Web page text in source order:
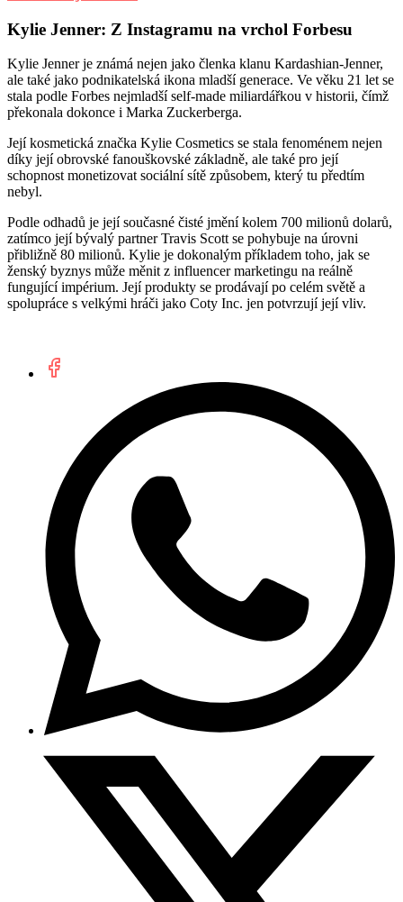
Kylie Jenner: Z Instagramu na vrchol Forbesu
Kylie Jenner je známá nejen jako členka klanu Kardashian-Jenner,
ale také jako podnikatelská ikona mladší generace. Ve věku 21 let se
stala podle Forbes nejmladší self-made miliardářkou v historii, čímž
překonala dokonce i Marka Zuckerberga.
Její kosmetická značka Kylie Cosmetics se stala fenoménem nejen
díky její obrovské fanouškovské základně, ale také pro její
schopnost monetizovat sociální sítě způsobem, který tu předtím
nebyl.
Podle odhadů je její současné čisté jmění kolem 700 milionů dolarů,
zatímco její bývalý partner Travis Scott se pohybuje na úrovni
přibližně 80 milionů. Kylie je dokonalým příkladem toho, jak se
ženský byznys může měnit z influencer marketingu na reálně
fungující impérium. Její produkty se prodávají po celém světě a
spolupráce s velkými hráči jako Coty Inc. jen potvrzují její vliv.